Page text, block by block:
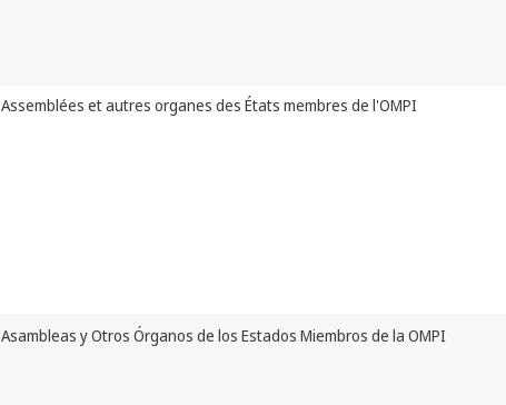
Assemblées et autres organes des États membres de l'OMPI
Asambleas y Otros Órganos de los Estados Miembros de la OMPI